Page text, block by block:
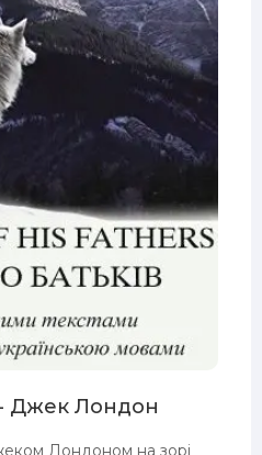
- Джек Лондон
Лондоном на зорі